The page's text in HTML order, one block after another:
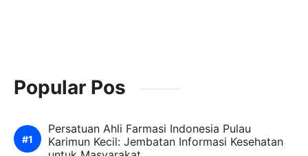
Popular Pos
Persatuan Ahli Farmasi Indonesia Pulau
Karimun Kecil: Jembatan Informasi Kesehatan